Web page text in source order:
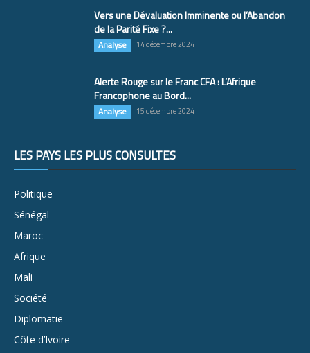
Vers une Dévaluation Imminente ou l’Abandon
de la Parité Fixe ?...
Analyse 14 décembre 2024
Alerte Rouge sur le Franc CFA : L’Afrique
Francophone au Bord...
Analyse 15 décembre 2024
LES PAYS LES PLUS CONSULTÉS
Politique
Sénégal
Maroc
Afrique
Mali
Société
Diplomatie
Côte d’Ivoire